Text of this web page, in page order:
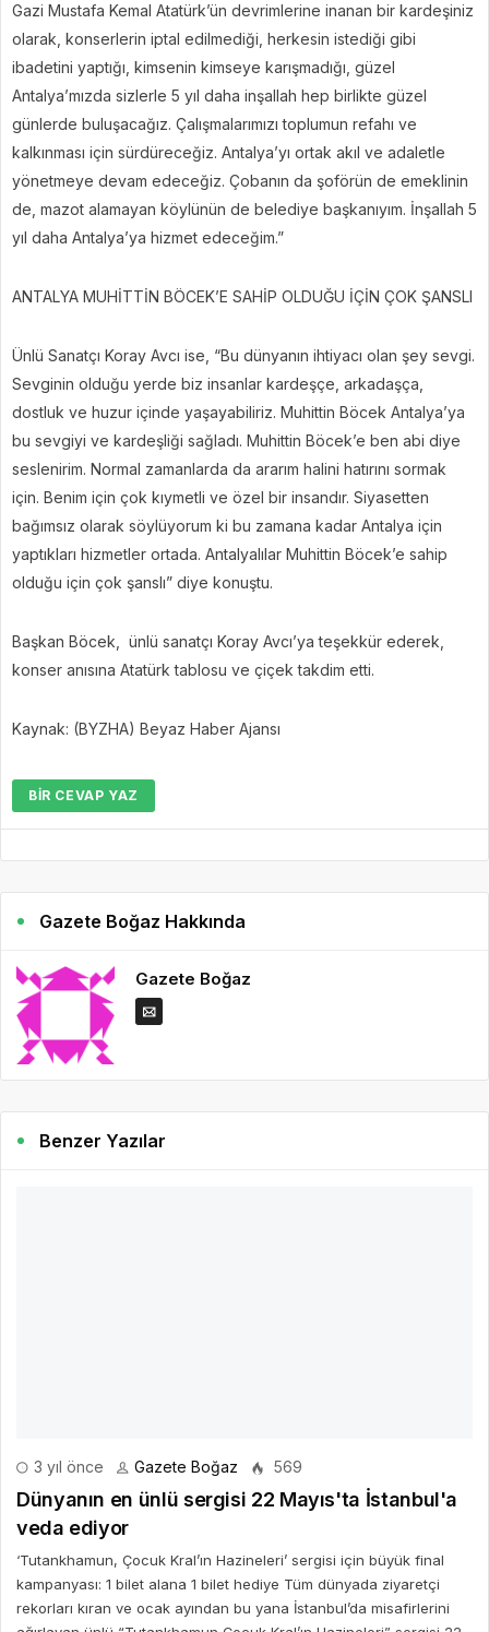
Gazi Mustafa Kemal Atatürk’ün devrimlerine inanan bir kardeşiniz
olarak, konserlerin iptal edilmediği, herkesin istediği gibi
ibadetini yaptığı, kimsenin kimseye karışmadığı, güzel
Antalya’mızda sizlerle 5 yıl daha inşallah hep birlikte güzel
günlerde buluşacağız. Çalışmalarımızı toplumun refahı ve
kalkınması için sürdüreceğiz. Antalya’yı ortak akıl ve adaletle
yönetmeye devam edeceğiz. Çobanın da şoförün de emeklinin
de, mazot alamayan köylünün de belediye başkanıyım. İnşallah 5
yıl daha Antalya’ya hizmet edeceğim.”
ANTALYA MUHİTTİN BÖCEK’E SAHİP OLDUĞU İÇİN ÇOK ŞANSLI
Ünlü Sanatçı Koray Avcı ise, “Bu dünyanın ihtiyacı olan şey sevgi.
Sevginin olduğu yerde biz insanlar kardeşçe, arkadaşça,
dostluk ve huzur içinde yaşayabiliriz. Muhittin Böcek Antalya’ya
bu sevgiyi ve kardeşliği sağladı. Muhittin Böcek’e ben abi diye
seslenirim. Normal zamanlarda da ararım halini hatırını sormak
için. Benim için çok kıymetli ve özel bir insandır. Siyasetten
bağımsız olarak söylüyorum ki bu zamana kadar Antalya için
yaptıkları hizmetler ortada. Antalyalılar Muhittin Böcek’e sahip
olduğu için çok şanslı” diye konuştu.
Başkan Böcek, ünlü sanatçı Koray Avcı’ya teşekkür ederek,
konser anısına Atatürk tablosu ve çiçek takdim etti.
Kaynak: (BYZHA) Beyaz Haber Ajansı
BIR CEVAP YAZ
Gazete Boğaz Hakkında
Gazete Boğaz
Benzer Yazılar
DEVAMINI OKU
4 yıl önce Gazete Boğaz 761
Mersin’in en renkli festivali 15 Ekim’de
4.